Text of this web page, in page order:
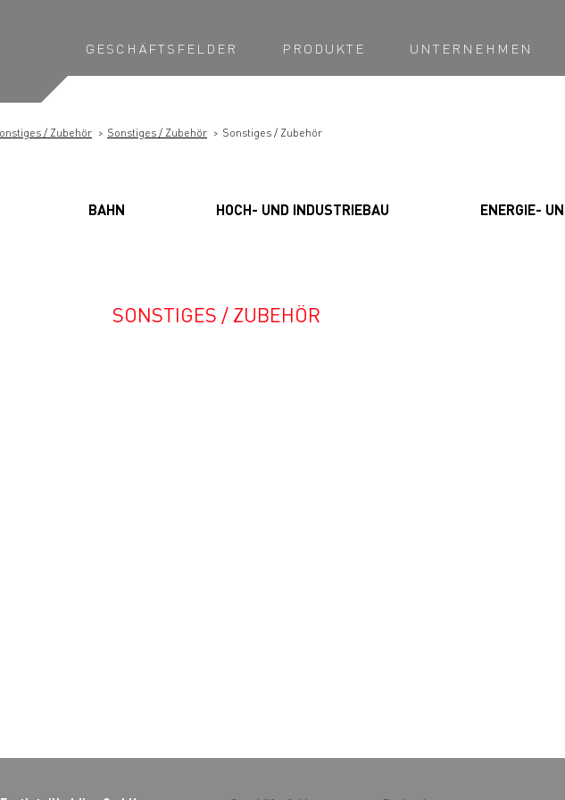
GESCHÄFTSFELDER PRODUKTE UNTERNEHMEN
/ Zubehör Sonstiges / Zubehör Sonstiges / Zubehör
BAHN HOCH- UND INDUSTRIEBAU ENERGIE-
SONSTIGES / ZUBEHÖR